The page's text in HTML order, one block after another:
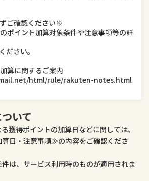
日用品雑貨・文房具・手芸
理器具
ホビー
護 ペット・ペットグッズ
ご確認ください※
ポイント加算対象条件や注意事項等の詳
ださい。
算に関するご案内
html/rule/rakuten-notes.html
いて
獲得ポイントの加算日などに関しては、
日・注意事項≫の内容をご確認くださ
は、サービス利用時のものが適用されま